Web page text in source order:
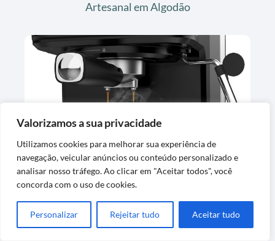
Valorizamos a sua privacidade
Utilizamos cookies para melhorar sua experiência de
navegação, veicular anúncios ou conteúdo personalizado e
analisar nosso tráfego. Ao clicar em "Aceitar todos", você
concorda com o uso de cookies.
Personalizar Rejeitar tudo Aceitar tudo
Artesanal em Algodão
Cafeteira Espresso Digital Oster OCAF900
127V